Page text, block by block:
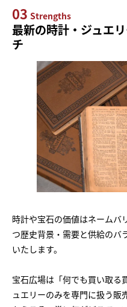
03 Strengths
最新の時計・ジュエ
チ
時計や宝石の価値はネームバ
つ歴史背景・需要と供給のバ
いたします。
宝石広場は「何でも買い取る
ュエリーのみを専門に扱う販